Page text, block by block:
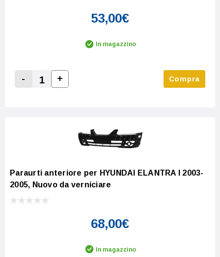
53,00€
In magazzino
-
Increase Quantity:
+ Compra
Paraurti anteriore per HYUNDAI ELANTRA I 2003-
2005, Nuovo da verniciare
68,00€
In magazzino